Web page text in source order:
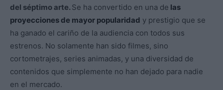
del séptimo arte. Se ha convertido en una de las
proyecciones de mayor popularidad y prestigio que se
ha ganado el cariño de la audiencia con todos sus
estrenos. No solamente han sido filmes, sino
cortometrajes, series animadas, y una diversidad de
contenidos que simplemente no han dejado para nadie
en el mercado.